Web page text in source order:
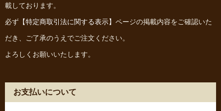
載しております。
必ず 【特定商取引法に関する表示】 ページの掲載内容をご確認いた
だき、ご了承のうえでご注文ください。
よろしくお願いいたします。
お支払いについて